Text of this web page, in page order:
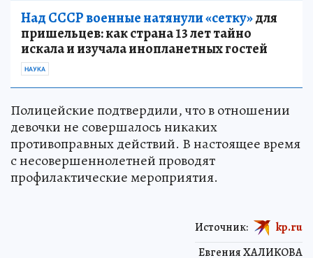
Над СССР военные натянули «сетку»для
пришельцев: как страна 13 лет тайно
искала и изучала инопланетных гостей
НАУКА
Полицейские подтвердили, что в отношении
девочки не совершалось никаких
противоправных действий. В настоящее время
с несовершеннолетней проводят
профилактические мероприятия.
Евгения ХАЛИКОВА
Источник: kp.ru